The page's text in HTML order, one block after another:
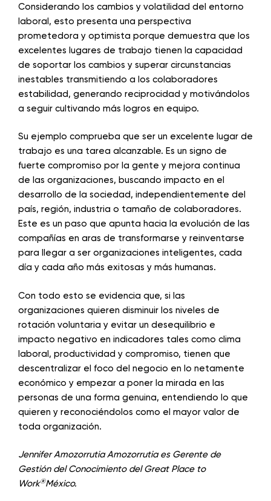
Considerando los cambios y volatilidad del entorno
laboral, esto presenta una perspectiva
prometedora y optimista porque demuestra que los
excelentes lugares de trabajo tienen la capacidad
de soportar los cambios y superar circunstancias
inestables transmitiendo a los colaboradores
estabilidad, generando reciprocidad y motivándolos
a seguir cultivando más logros en equipo.
Su ejemplo comprueba que ser un excelente lugar de
trabajo es una tarea alcanzable. Es un signo de
fuerte compromiso por la gente y mejora continua
de las organizaciones, buscando impacto en el
desarrollo de la sociedad, independientemente del
país, región, industria o tamaño de colaboradores.
Este es un paso que apunta hacia la evolución de las
compañías en aras de transformarse y reinventarse
para llegar a ser organizaciones inteligentes, cada
día y cada año más exitosas y más humanas.
Con todo esto se evidencia que, si las
organizaciones quieren disminuir los niveles de
rotación voluntaria y evitar un desequilibrio e
impacto negativo en indicadores tales como clima
laboral, productividad y compromiso, tienen que
descentralizar el foco del negocio en lo netamente
económico y empezar a poner la mirada en las
personas de una forma genuina, entendiendo lo que
quieren y reconociéndolos como el mayor valor de
toda organización.
Jennifer Amozorrutia Amozorrutia es Gerente de
Gestión del Conocimiento del Great Place to
Work®México.